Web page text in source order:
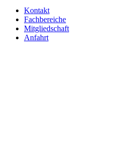
Kontakt
Fachbereiche
Mitgliedschaft
Anfahrt